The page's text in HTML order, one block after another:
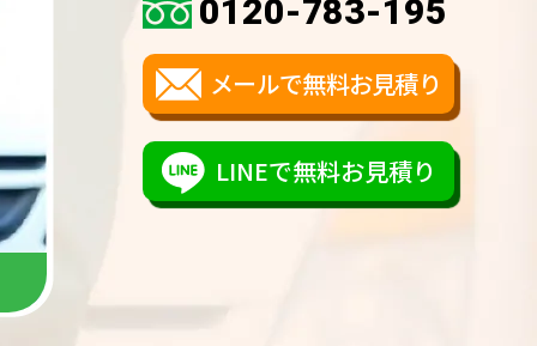
0120-783-195
メールで無料お見積り
LINEで無料お見積り